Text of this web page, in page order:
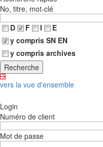
No, titre, mot-clé
D
F I
E
y compris SN EN
y compris archives
vers la vue d'ensemble
Login
Numéro de client
Mot de passe